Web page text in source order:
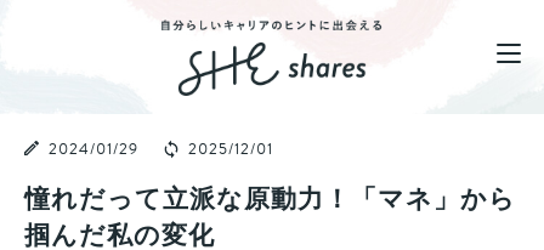
2024/01/29 2025/12/01
憧れだって立派な原動力！「マネ」から
掴んだ私の変化